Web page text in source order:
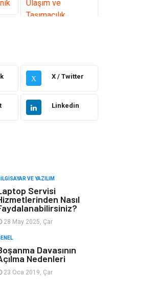
Ulaşım ve
Taşımacılık
Yazılım
Eğlence
Maden ve Metal
Hizmet
X X / Twitter
Linkedin
VE YAZILIM
Servisi
Nasıl
28 May 2025, Çar
Davasının
Nedenleri
23 Oca 2019, Çar